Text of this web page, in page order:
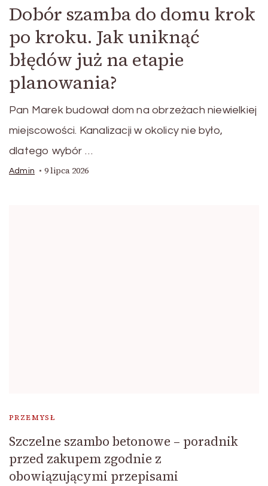
Dobór szamba do domu krok
po kroku. Jak uniknąć
błędów już na etapie
planowania?
Pan Marek budował dom na obrzeżach niewielkiej
miejscowości. Kanalizacji w okolicy nie było,
dlatego wybór …
Admin 9 lipca 2026
PRZEMYSŁ
Szczelne szambo betonowe – poradnik
przed zakupem zgodnie z
obowiązującymi przepisami